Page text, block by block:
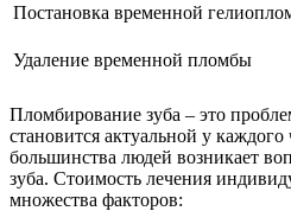
Постановка временной
Удаление временной пломбы
Пломбирование зуба – это
становится актуальной у
большинства людей возникает
зуба. Стоимость лечения
множества факторов: